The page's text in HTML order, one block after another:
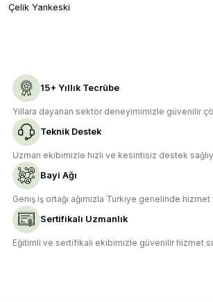
Çelik Yankeski
15+ Yıllık Tecrübe
Yıllara dayanan sektör deneyimimizle güvenilir
Teknik Destek
Uzman ekibimizle hızlı ve kesintisiz destek
Bayi Ağı
Geniş iş ortağı ağımızla Türkiye genelinde
Sertifikalı Uzmanlık
Eğitimli ve sertifikalı ekibimizle güvenilir hizmet